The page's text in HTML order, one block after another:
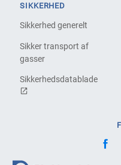
SIKKERHED
Sikkerhed generelt
Sikker transport af
gasser
Sikkerhedsdatablade